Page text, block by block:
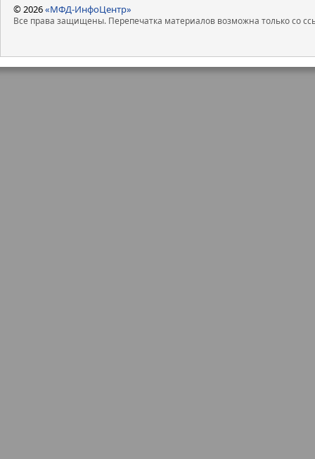
© 2026«МФД-ИнфоЦентр»
Все права защищены. Перепечатка материалов возможна только со